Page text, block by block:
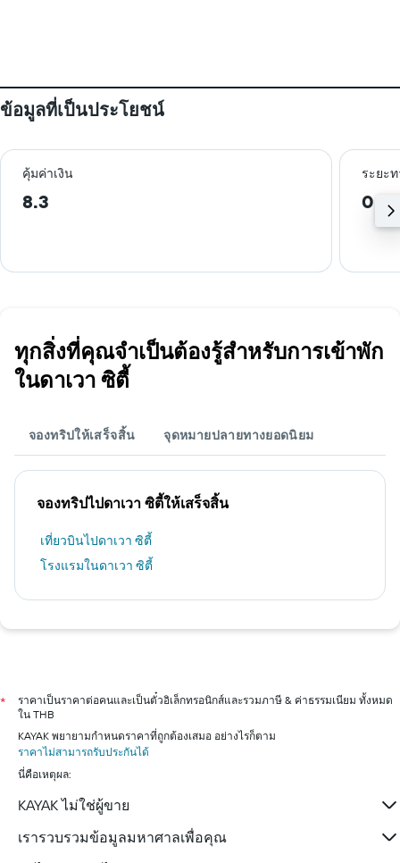
ข้อมูลที่เป็นประโยชน์
คุ้มค่าเงิน ระยะท
8.3 0.7
ทุกสิ่งที่คุณจำเป็นต้องรู้สำหรับการเข้าพัก
ในดาเวา ซิตี้
จองทริปให้เสร็จสิ้น จุดหมายปลายทางยอดนิยม
จองทริปไปดาเวา ซิตี้ให้เสร็จสิ้น
เที่ยวบินไปดาเวา ซิตี้
โรงแรมในดาเวา ซิตี้
*
ราคาเป็นราคาต่อคนและเป็นตั๋วอิเล็กทรอนิกส์และรวมภาษี & ค่าธรรมเนียม ทั้งหมด
ใน THB
KAYAK พยายามกำหนดราคาที่ถูกต้องเสมอ อย่างไรก็ตาม
ราคาไม่สามารถรับประกันได้
นี่คือเหตุผล:
KAYAK ไม่ใช่ผู้ขาย
เรารวบรวมข้อมูลมหาศาลเพื่อคุณ